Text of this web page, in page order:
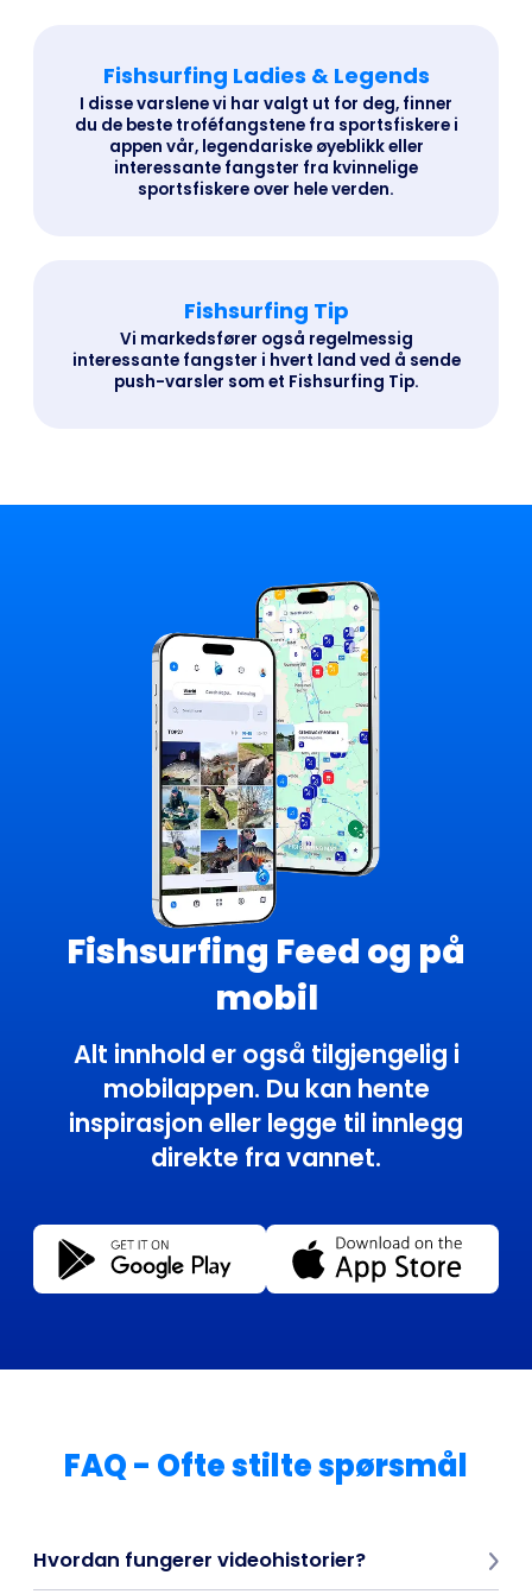
Fishsurfing Ladies & Legends
I disse varslene vi har valgt ut for deg, finner
du de beste troféfangstene fra sportsfiskere i
appen vår, legendariske øyeblikk eller
interessante fangster fra kvinnelige
sportsfiskere over hele verden.
Fishsurfing Tip
Vi markedsfører også regelmessig
interessante fangster i hvert land ved å sende
push-varsler som et Fishsurfing Tip.
Fishsurfing Feed og på
mobil
Alt innhold er også tilgjengelig i
mobilappen. Du kan hente
inspirasjon eller legge til innlegg
direkte fra vannet.
FAQ - Ofte stilte spørsmål
Hvordan fungerer videohistorier?